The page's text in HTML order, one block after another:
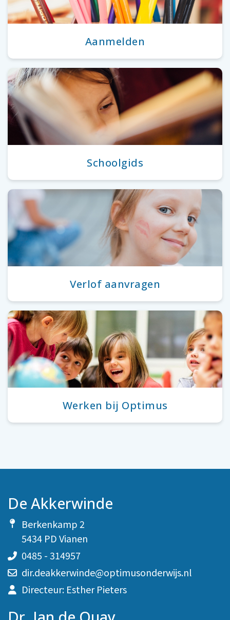
Aanmelden
Schoolgids
Verlof aanvragen
Werken bij Optimus
De Akkerwinde
Berkenkamp 2
5434 PD Vianen
0485 - 314957
dir.deakkerwinde@optimusonderwijs.nl
Directeur: Esther Pieters